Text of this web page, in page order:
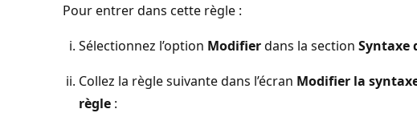
Pour entrer dans cette règle :
Sélectionnez l’option Modifierdans la section Syntaxe
Collez la règle suivante dans l’écran Modifier la
règle :